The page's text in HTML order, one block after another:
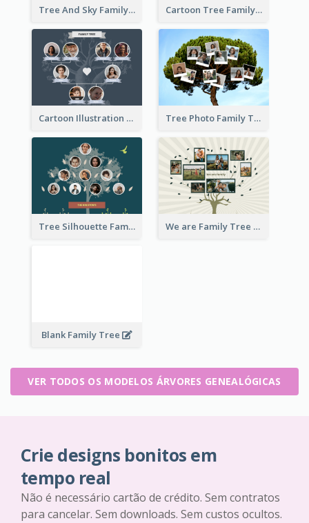
Tree And Sky Family Tree Cartoon Tree Family Tree
Cartoon Illustration Family Tree Collage Tree Photo Family Tree Collage
Tree Silhouette Family Tree We are Family Tree
Blank Family Tree
VER TODOS OS MODELOS ÁRVORES GENEALÓGICAS
Crie designs bonitos em
tempo real
Não é necessário cartão de crédito. Sem contratos
para cancelar. Sem downloads. Sem custos ocultos.